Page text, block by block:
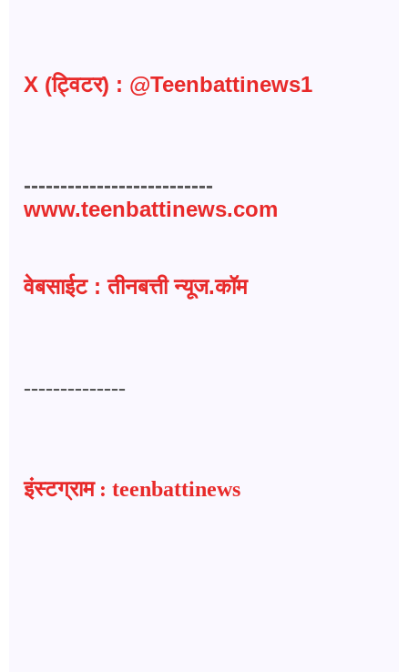
X (ट्विटर) : @Teenbattinews1
--------------------------
www.teenbattinews.com
वेबसाईट : तीनबत्ती न्यूज.कॉम
--------------
इंस्टग्राम : teenbattinews